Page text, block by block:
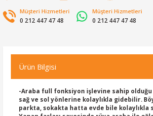
Müşteri Hizmetleri
0 212 447 47 48
Müşteri Hizmetleri
0 212 447 47 48
Ürün Bilgisi
-Araba full fonksiyon işlevine sahip
sağ ve sol yönlerine kolaylıkla gidebilir.
parkta, sokakta hatta evde bile kolaylıkla